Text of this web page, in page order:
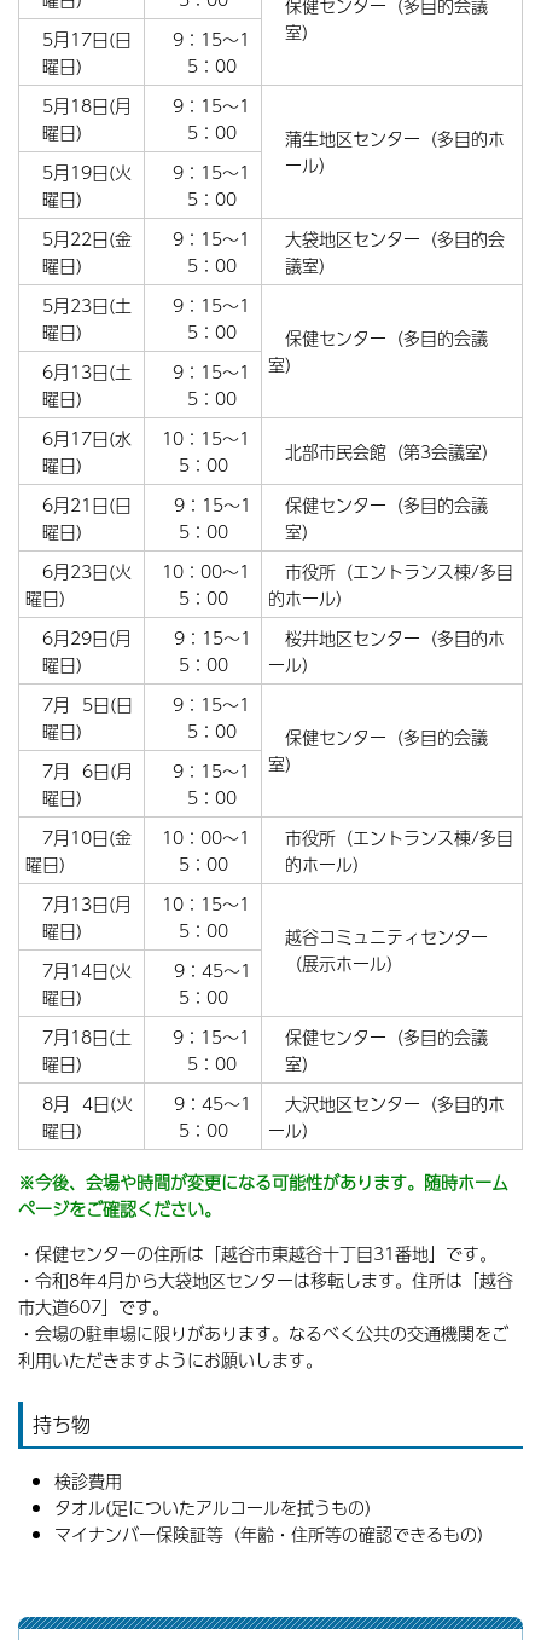
室）
5月17日(日
曜日)
9：15～1
5：00
5月18日(月
曜日）
9：15～1
5：00
蒲生地区センター（多目的ホ
ール）
5月19日(火
曜日)
9：15～1
5：00
5月22日(金
曜日)
9：15～1
5：00
大袋地区センター（多目的会
議室）
5月23日(土
曜日)
9：15～1
5：00
保健センター（多目的会議
室）
6月13日(土
曜日)
9：15～1
5：00
6月17日(水
曜日)
10：15～1
5：00
北部市民会館（第3会議室）
6月21日(日
曜日)
9：15～1
5：00
保健センター（多目的会議
室）
6月23日(火
曜日)
10：00～1
5：00
市役所（エントランス棟/多目
的ホール）
6月29日(月
曜日)
9：15～1
5：00
桜井地区センター（多目的ホ
ール）
7月 5日(日
曜日)
9：15～1
5：00
保健センター（多目的会議
室）
7月 6日(月
曜日)
9：15～1
5：00
7月10日(金
曜日)
10：00～1
5：00
市役所（エントランス棟/多目
的ホール）
7月13日(月
曜日)
10：15～1
5：00
越谷コミュニティセンター
（展示ホール）
7月14日(火
曜日)
9：45～1
5：00
7月18日(土
曜日)
9：15～1
5：00
保健センター（多目的会議
室）
8月 4日(火
曜日)
9：45～1
5：00
大沢地区センター（多目的ホ
ール）
※今後、会場や時間が変更になる可能性があります。随時ホーム
ページをご確認ください。
・保健センターの住所は「越谷市東越谷十丁目31番地」です。
・令和8年4月から大袋地区センターは移転します。住所は「越谷
市大道607」です。
・会場の駐車場に限りがあります。なるべく公共の交通機関をご
利用いただきますようにお願いします。
持ち物
検診費用
タオル(足についたアルコールを拭うもの）
マイナンバー保険証等（年齢・住所等の確認できるもの）